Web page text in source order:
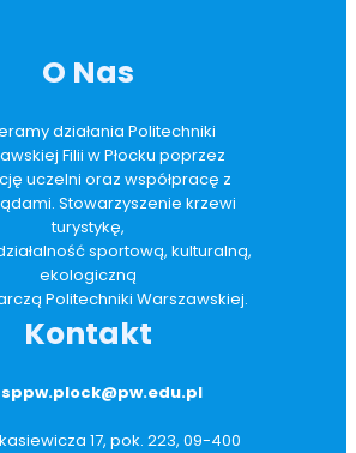
O Nas
działania Politechniki
Filii w Płocku poprzez
uczelni oraz współpracę z
Stowarzyszenie krzewi
turystykę,
sportową, kulturalną,
ekologiczną
Politechniki Warszawskiej.
Kontakt
sppw.plock@pw.edu.pl
17, pok. 223, 09-400